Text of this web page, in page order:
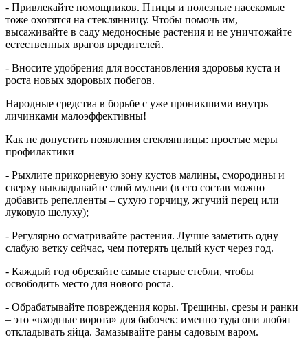
- Привлекайте помощников. Птицы и полезные насекомые
тоже охотятся на стеклянницу. Чтобы помочь им,
высаживайте в саду медоносные растения и не уничтожайте
естественных врагов вредителей.
- Вносите удобрения для восстановления здоровья куста и
роста новых здоровых побегов.
Народные средства в борьбе с уже проникшими внутрь
личинками малоэффективны!
Как не допустить появления стеклянницы: простые меры
профилактики
- Рыхлите прикорневую зону кустов малины, смородины и
сверху выкладывайте слой мульчи (в его состав можно
добавить репелленты – сухую горчицу, жгучий перец или
луковую шелуху);
- Регулярно осматривайте растения. Лучше заметить одну
слабую ветку сейчас, чем потерять целый куст через год.
- Каждый год обрезайте самые старые стебли, чтобы
освободить место для нового роста.
- Обрабатывайте повреждения коры. Трещины, срезы и ранки
– это «входные ворота» для бабочек: именно туда они любят
откладывать яйца. Замазывайте раны садовым варом.